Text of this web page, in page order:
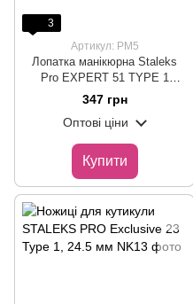
3
Артикул: PM5
Лопатка манікюрна Staleks
Pro EXPERT 51 TYPE 1
(лопатка + мініатюрне
колечко)
347 грн
Оптові ціни
Купити